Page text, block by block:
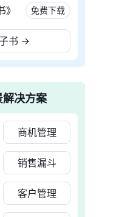
》 免费下载
书 →
决方案
商机管理
销售漏斗
客户管理